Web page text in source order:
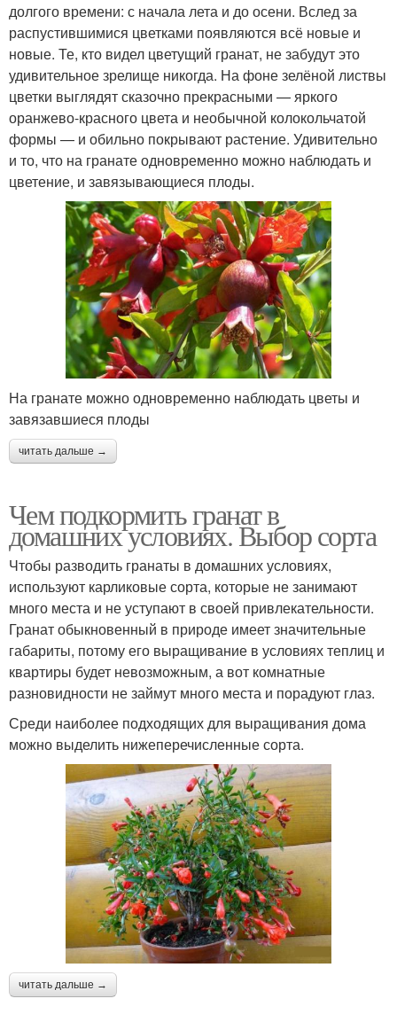
долгого времени: с начала лета и до осени. Вслед за
распустившимися цветками появляются всё новые и
новые. Те, кто видел цветущий гранат, не забудут это
удивительное зрелище никогда. На фоне зелёной листвы
цветки выглядят сказочно прекрасными — яркого
оранжево-красного цвета и необычной колокольчатой
формы — и обильно покрывают растение. Удивительно
и то, что на гранате одновременно можно наблюдать и
цветение, и завязывающиеся плоды.
На гранате можно одновременно наблюдать цветы и
завязавшиеся плоды
читать дальше →
Чем подкормить гранат в
домашних условиях. Выбор сорта
Чтобы разводить гранаты в домашних условиях,
используют карликовые сорта, которые не занимают
много места и не уступают в своей привлекательности.
Гранат обыкновенный в природе имеет значительные
габариты, потому его выращивание в условиях теплиц и
квартиры будет невозможным, а вот комнатные
разновидности не займут много места и порадуют глаз.
Среди наиболее подходящих для выращивания дома
можно выделить нижеперечисленные сорта.
читать дальше →